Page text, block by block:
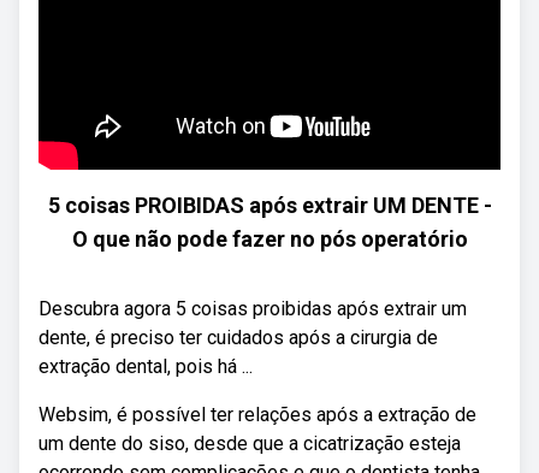
5 coisas PROIBIDAS após extrair UM DENTE -
O que não pode fazer no pós operatório
Descubra agora 5 coisas proibidas após extrair um
dente, é preciso ter cuidados após a cirurgia de
extração dental, pois há ...
Websim, é possível ter relações após a extração de
um dente do siso, desde que a cicatrização esteja